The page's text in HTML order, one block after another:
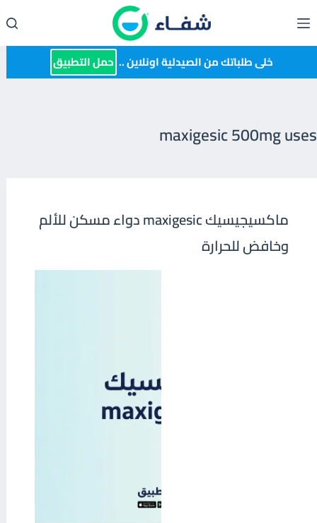
إلى
المحتوى خلى طلباتك من الصيدلية اونلاين .. حمل التطبيق
maxigesic 500mg uses
ماكسيجيسيك maxigesic دواء مسكن للألم
وخافض للحرارة